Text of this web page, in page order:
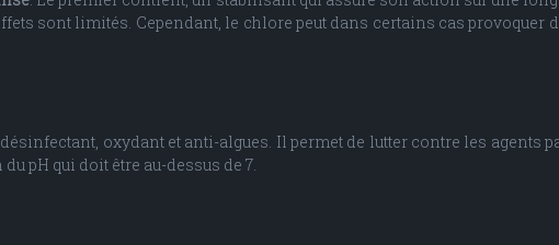
sont limités. Cependant, le chlore peut dans certains cas provoquer
oxydant et anti-algues. Il permet de lutter contre les agents
pH qui doit être au-dessus de 7.